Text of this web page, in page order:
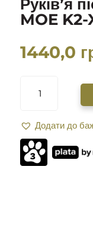
Руків’я
MOE K2-
1440,0
ПІСТОЛЕТНЕ
K2-
XL
НА
AR15
Додати до